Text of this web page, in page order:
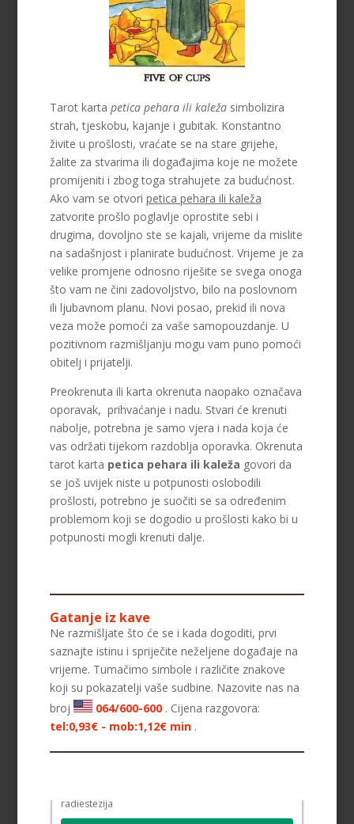
Tarot karta petica pehara ili kaležasimbolizira
strah, tjeskobu, kajanje i gubitak. Konstantno
živite u prošlosti, vraćate se na stare grijehe,
žalite za stvarima ili događajima koje ne možete
promijeniti i zbog toga strahujete za budućnost.
Ako vam se otvori petica pehara ili kaleža
zatvorite prošlo poglavlje oprostite sebi i
drugima, dovoljno ste se kajali, vrijeme da mislite
na sadašnjost i planirate budućnost. Vrijeme je za
velike promjene odnosno riješite se svega onoga
što vam ne čini zadovoljstvo, bilo na poslovnom
ili ljubavnom planu. Novi posao, prekid ili nova
veza može pomoći za vaše samopouzdanje. U
pozitivnom razmišljanju mogu vam puno pomoći
obitelj i prijatelji.
Preokrenuta ili karta okrenuta naopako označava
oporavak, prihvaćanje i nadu. Stvari će krenuti
nabolje, potrebna je samo vjera i nada koja će
vas održati tijekom razdoblja oporavka. Okrenuta
tarot karta petica pehara ili kaleža govori da
se još uvijek niste u potpunosti oslobodili
prošlosti, potrebno je suočiti se sa određenim
problemom koji se dogodio u prošlosti kako bi u
potpunosti mogli krenuti dalje.
Gatanje iz kave
Ne razmišljate što će se i kada dogoditi, prvi
saznajte istinu i spriječite neželjene događaje na
vrijeme. Tumačimo simbole i različite znakove
koji su pokazatelji vaše sudbine. Nazovite nas na
broj
064/600-600 . Cijena razgovora:
tel:0,93€ - mob:1,12€ min .
VIKTORIJA/ Kod 369
Tarot savjetnik je slobodan
Broj tel: 064/600-600